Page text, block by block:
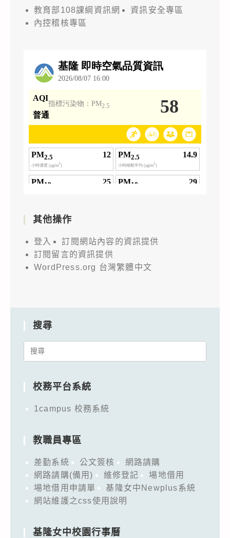
教育部108課綱資訊網
資訊安全專區
內控稽核專區
其他操作
登入
訂閱網站內容的資訊提供
訂閱留言的資訊提供
WordPress.org 台灣繁體中文
搜尋
Search
校務平台系統
1campus 校務系統
教職員專區
差勤系統 公文簽核
網路請購
網路請購(備用)
維修登記
場地借用
場地借用申請單
基隆女中Newplus系統
網站維護之css使用說明
基隆女中校園行事曆